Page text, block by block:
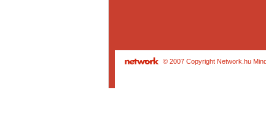
© 2007 Copyright Network.hu